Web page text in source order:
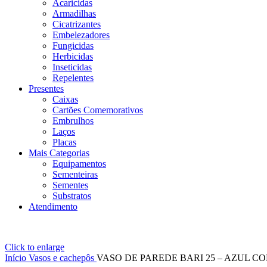
Acaricidas
Armadilhas
Cicatrizantes
Embelezadores
Fungicidas
Herbicidas
Inseticidas
Repelentes
Presentes
Caixas
Cartões Comemorativos
Embrulhos
Laços
Placas
Mais Categorias
Equipamentos
Sementeiras
Sementes
Substratos
Atendimento
Click to enlarge
Início Vasos e cachepôs VASO DE PAREDE BARI 25 – AZUL